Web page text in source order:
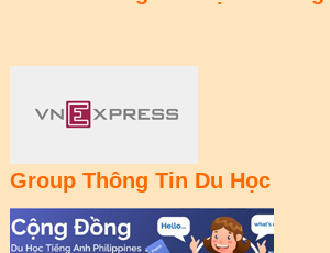
Group Thông Tin Du Học